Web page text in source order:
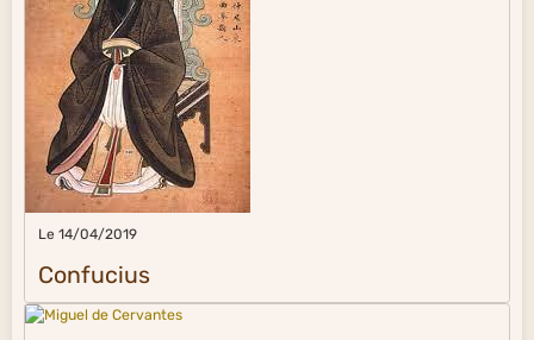
Le 14/04/2019
Confucius